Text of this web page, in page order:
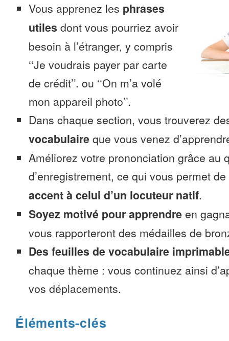
Vous apprenez les phrases
utiles dont vous pourriez avoir
besoin à l’étranger, y compris
‘‘Je voudrais payer par carte
de crédit’’. ou ‘‘On m’a volé
mon appareil photo’’.
Dans chaque section, vous trouverez
vocabulaire que vous venez
Améliorez votre prononciation grâce au
d’enregistrement, ce qui vous permet de
accent à celui d’un locuteur natif.
Soyez motivé pour apprendre en
vous rapporteront des médailles de
Des feuilles de vocabulaire
chaque thème : vous continuez ainsi
vos déplacements.
Éléments-clés